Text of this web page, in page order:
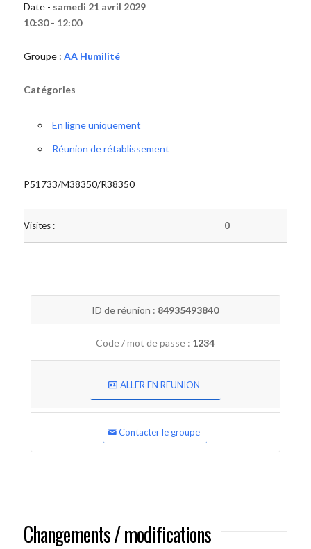
Date - samedi 21 avril 2029
10:30 - 12:00
Groupe : AA Humilité
Catégories
En ligne uniquement
Réunion de rétablissement
P51733/M38350/R38350
Visites : 0
ID de réunion : 84935493840
Code / mot de passe : 1234
ALLER EN REUNION
Contacter le groupe
Changements / modifications